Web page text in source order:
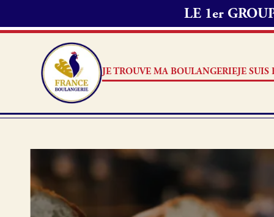
LE 1er
JE TROUVE MA BOULANGERIEJE SUIS
Je suis boulanger
Je découvre France
Passer
2. J’appelle mon